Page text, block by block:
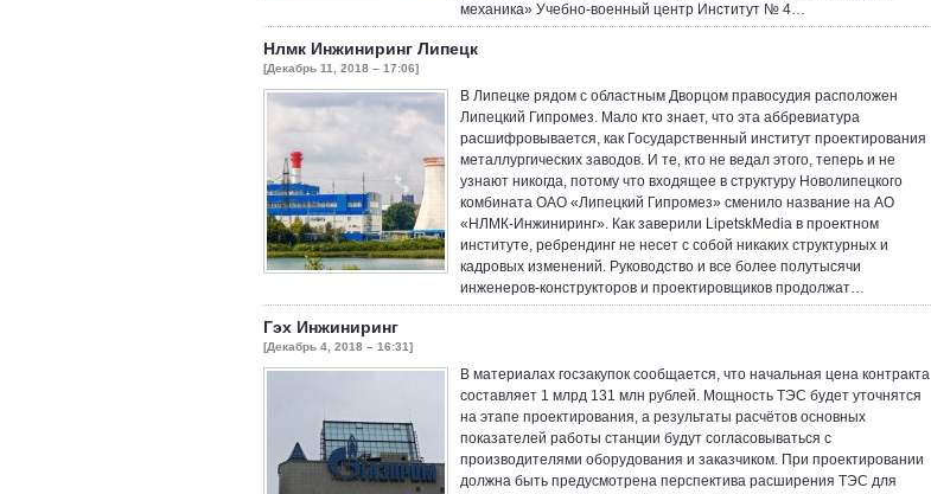
механика» Учебно-военный центр Институт № 4…
Нлмк Инжиниринг Липецк
[Декабрь 11, 2018 – 17:06]
В Липецке рядом с областным Дворцом правосудия расположен
Липецкий Гипромез. Мало кто знает, что эта аббревиатура
расшифровывается, как Государственный институт проектирования
металлургических заводов. И те, кто не ведал этого, теперь и не
узнают никогда, потому что входящее в структуру Новолипецкого
комбината ОАО «Липецкий Гипромез» сменило название на АО
«НЛМК-Инжиниринг». Как заверили LipetskMedia в проектном
институте, ребрендинг не несет с собой никаких структурных и
кадровых изменений. Руководство и все более полутысячи
инженеров-конструкторов и проектировщиков продолжат…
Гэх Инжиниринг
[Декабрь 4, 2018 – 16:31]
В материалах госзакупок сообщается, что начальная цена контракта
составляет 1 млрд 131 млн рублей. Мощность ТЭС будет уточнятся
на этапе проектирования, а результаты расчётов основных
показателей работы станции будут согласовываться с
производителями оборудования и заказчиком. При проектировании
должна быть предусмотрена перспектива расширения ТЭС для